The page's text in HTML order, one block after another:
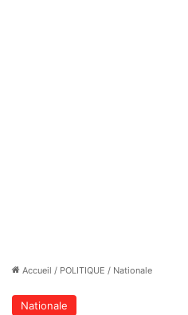
Accueil / POLITIQUE / Nationale
Nationale